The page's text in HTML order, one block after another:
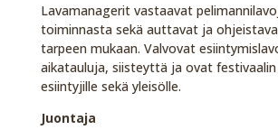
Lavamanagerit vastaavat
toiminnasta sekä auttavat ja
tarpeen mukaan. Valvovat
aikatauluja, siisteyttä ja ovat
esiintyjille sekä yleisölle.
Juontaja